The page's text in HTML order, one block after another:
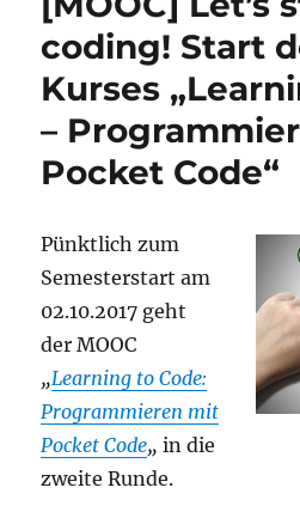
coding! Start
Kurses
–
Pocket Code“
Pünktlich zum
Semesterstart am
02.10.2017 geht
der MOOC
„Learning to Code:
Programmieren mit
Pocket Code„ in die
zweite Runde.